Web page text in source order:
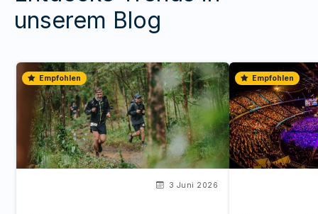
unserem Blog
Empfohlen
3 Juni 2026
Empfohlen